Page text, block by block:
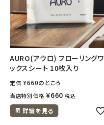
AURO(アウロ) フローリングワ
ックスシート 10枚入り
定価 ¥660のところ
当店特別価格 ¥660 税込
詳細を見る